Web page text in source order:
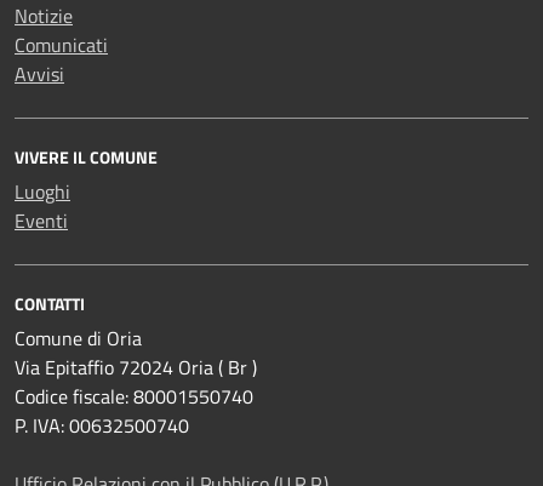
Notizie
Comunicati
Avvisi
VIVERE IL COMUNE
Luoghi
Eventi
CONTATTI
Comune di Oria
Via Epitaffio 72024 Oria ( Br )
Codice fiscale: 80001550740
P. IVA: 00632500740